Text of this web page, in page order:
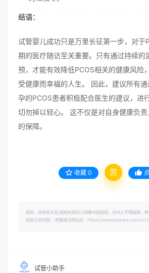
结语：
试管婴儿成功只是万里长征第一步，对于
期的医疗随访至关重要。只有通过持续的
预，才能有效降低PCOS相关的健康风险
受健康而幸福的人生。 因此，建议所有
孕的PCOS患者积极配合医生的建议，进
切勿掉以轻心。 这不仅是对自身健康负
的保障。
收藏 0 赏
版权：未经有方及/或相关权利人明确书面授权，任何人不得复制、
帖有方的内容。 转载请注明出处：https://www.bobcare.com.cn/
试管小助手